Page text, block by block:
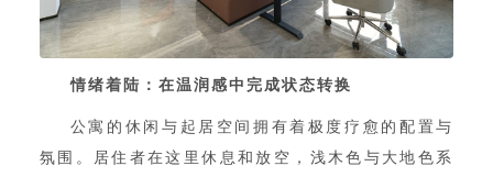
情绪着陆：在温润感中完成状态转换
公寓的休闲与起居空间拥有着极度疗愈的配置与
氛围。居住者在这里休息和放空，浅木色与大地色系